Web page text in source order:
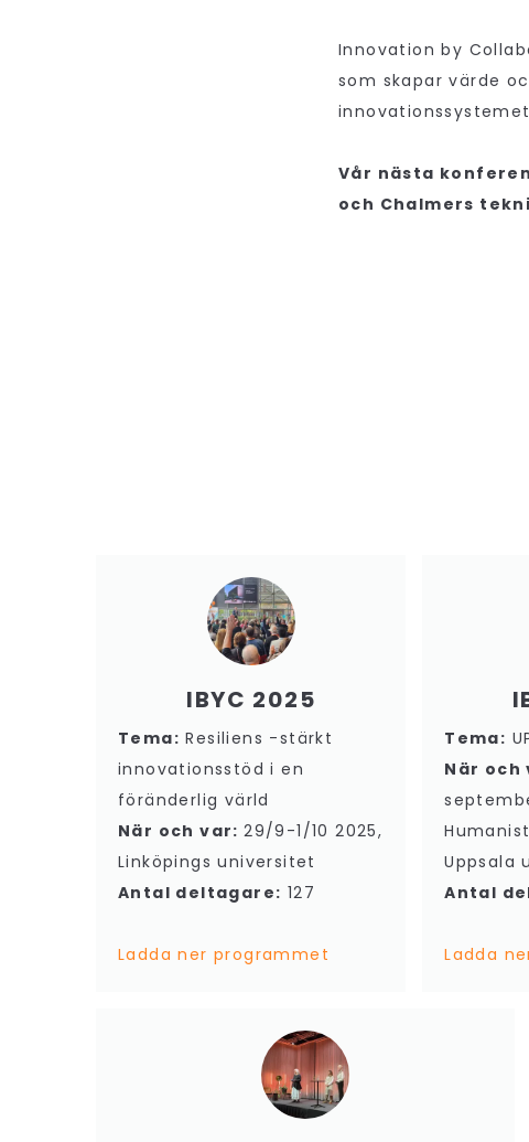
Innovation by
som skapar värde
Vår nästa
och Chalmers
IBYC 2025
Tema: Resiliens -stärkt
innovationsstöd i en
föränderlig värld
När och var:29/9-1/10 2025,
Linköpings universitet
Antal deltagare: 127
Ladda ner programmet
Tema:
När och
Uppsala
Antal
Ladda